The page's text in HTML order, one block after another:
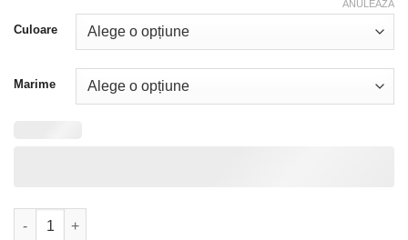
Culoare
Marime
ANULEAZĂ
Cantitate Tricou Personalizat Asistenta, Dama, M1